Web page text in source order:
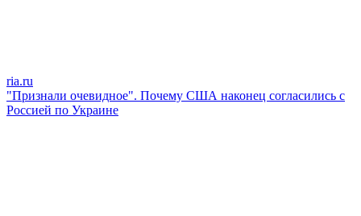
ria.ru
"Признали очевидное". Почему США наконец согласились с
Россией по Украине